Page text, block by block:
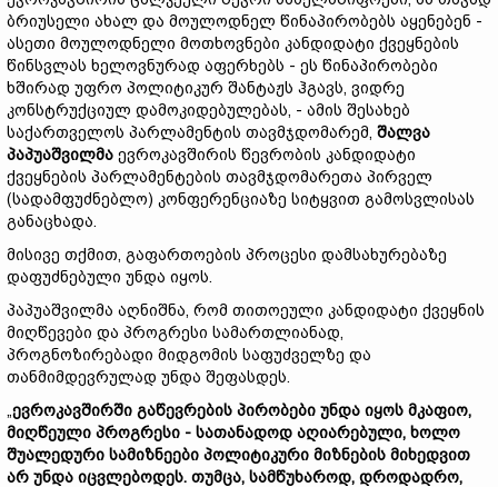
ბრიუსელი ახალ და მოულოდნელ წინაპირობებს აყენებენ -
ასეთი მოულოდნელი მოთხოვნები კანდიდატი ქვეყნების
წინსვლას ხელოვნურად აფერხებს - ეს წინაპირობები
ხშირად უფრო პოლიტიკურ შანტაჟს ჰგავს, ვიდრე
კონსტრუქციულ დამოკიდებულებას, - ამის შესახებ
საქართველოს პარლამენტის თავმჯდომარემ, შალვა
პაპუაშვილმა ევროკავშირის წევრობის კანდიდატი
ქვეყნების პარლამენტების თავმჯდომარეთა პირველ
(სადამფუძნებლო) კონფერენციაზე სიტყვით გამოსვლისას
განაცხადა.
მისივე თქმით, გაფართოების პროცესი დამსახურებაზე
დაფუძნებული უნდა იყოს.
პაპუაშვილმა აღნიშნა, რომ თითოეული კანდიდატი ქვეყნის
მიღწევები და პროგრესი სამართლიანად,
პროგნოზირებადი მიდგომის საფუძველზე და
თანმიმდევრულად უნდა შეფასდეს.
„ევროკავშირში გაწევრების პირობები უნდა იყოს მკაფიო,
მიღწეული პროგრესი - სათანადოდ აღიარებული, ხოლო
შუალედური სამიზნეები პოლიტიკური მიზნების მიხედვით
არ უნდა იცვლებოდეს. თუმცა, სამწუხაროდ, დროდადრო,